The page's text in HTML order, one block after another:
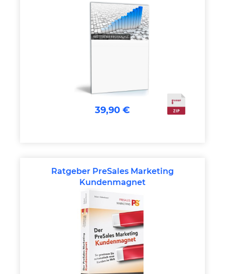
39,90 €
Ratgeber PreSales Marketing
Kundenmagnet